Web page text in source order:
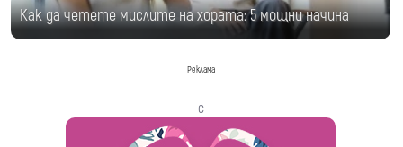
Как да четете мислите на хората: 5 мощни начина
Реклама
с